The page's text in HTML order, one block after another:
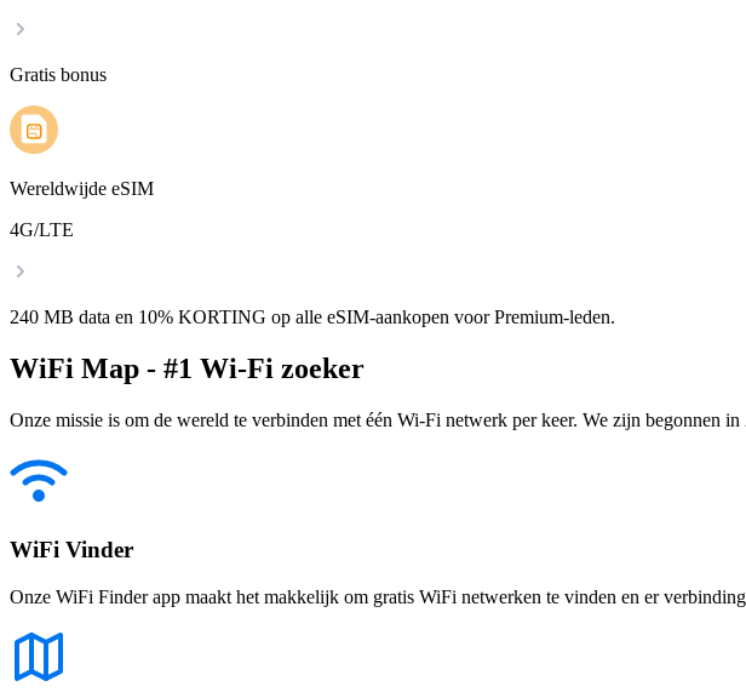
Gratis bonus
Wereldwijde eSIM
4G/LTE
240 MB data en 10% KORTING op alle eSIM-aankopen voor Premium-leden.
WiFi Map - #1 Wi-Fi zoeker
Onze missie is om de wereld te verbinden met één Wi-Fi netwerk per keer. We zijn begonnen
WiFi Vinder
Onze WiFi Finder app maakt het makkelijk om gratis WiFi netwerken te vinden en er